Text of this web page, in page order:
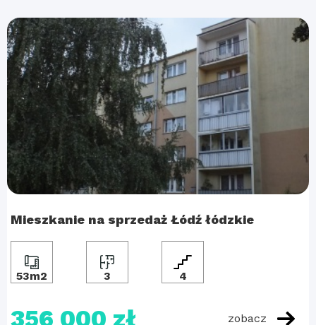
Mieszkanie na sprzedaż Łódź łódzkie
53m2 3 4
356 000 zł zobacz